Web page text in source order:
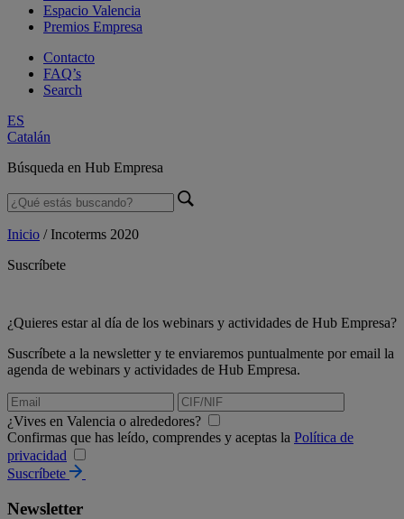
Espacio Valencia
Premios Empresa
Contacto
FAQ’s
Search
ES
Catalán
Búsqueda en Hub Empresa
Inicio /Incoterms 2020
Suscríbete
¿Quieres estar al día de los webinars y actividades de Hub Empresa?
Suscríbete a la newsletter y te enviaremos puntualmente por email la
agenda de webinars y actividades de Hub Empresa.
¿Vives en Valencia o alrededores?
Confirmas que has leído, comprendes y aceptas la Política de
privacidad
Suscríbete
Newsletter